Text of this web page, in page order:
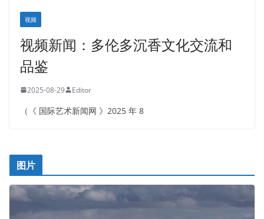
视频
视频新闻：多伦多沉香文化交流和
品鉴
2025-08-29 Editor
（《 国际艺术新闻网 》2025 年 8
图片